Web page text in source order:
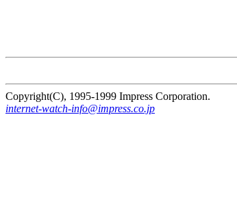
Copyright(C), 1995-1999 Impress Corporation.
internet-watch-info@impress.co.jp